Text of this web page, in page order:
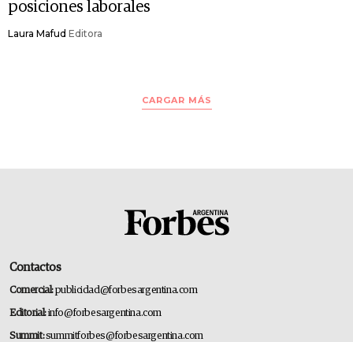
posiciones laborales
Laura Mafud Editora
CARGAR MÁS
Contactos
Comercial:publicidad@forbesargentina.com
Editorial:info@forbesargentina.com
Summit:summitforbes@forbesargentina.com